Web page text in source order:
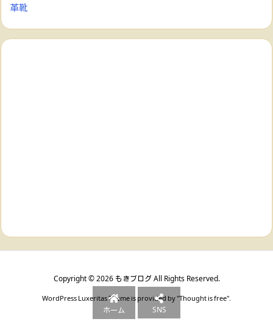
革靴
Copyright ©2026 もきブログAll Rights Reserved.
WordPress Luxeritas Theme is provided by "Thought is free".
ホーム SNS